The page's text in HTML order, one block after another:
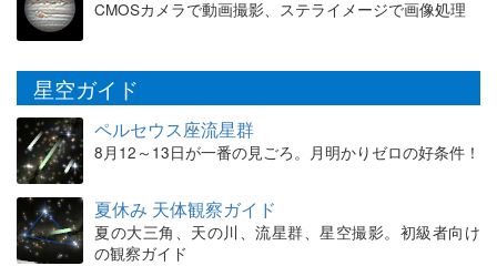
CMOSカメラで動画撮影、ステライメージで画像処理
星空ガイド
ペルセウス座流星群
8月12～13日が一番の見ごろ。月明かりゼロの好条件！
夏休み 天体観察ガイド
夏の大三角、天の川、流星群、星空撮影。初級者向け
の観察ガイド